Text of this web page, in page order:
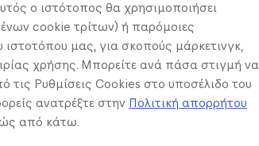
ο ιστότοπος θα χρησιμοποιήσει
cookie τρίτων) ή παρόμοιες
ιστοτόπου μας, για σκοπούς μάρκετινγκ,
χρήσης. Μπορείτε ανά πάσα στιγμή να
τις Ρυθμίσεις Cookies στο υποσέλιδο του
ανατρέξτε στην Πολιτική απορρήτου
από κάτω.